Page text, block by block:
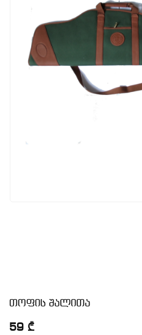
თოფის შალითა
59 ₾